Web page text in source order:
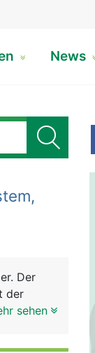
News
Der
der
der
sehen